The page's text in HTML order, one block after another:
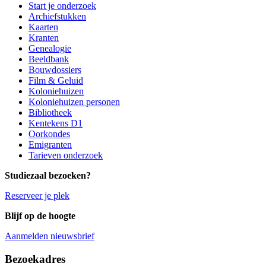
Start je onderzoek
Archiefstukken
Kaarten
Kranten
Genealogie
Beeldbank
Bouwdossiers
Film & Geluid
Koloniehuizen
Koloniehuizen personen
Bibliotheek
Kentekens D1
Oorkondes
Emigranten
Tarieven onderzoek
Studiezaal bezoeken?
Reserveer je plek
Blijf op de hoogte
Aanmelden nieuwsbrief
Algemene informatie
Bezoekadres